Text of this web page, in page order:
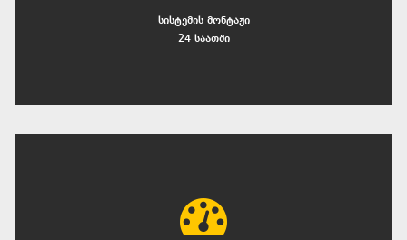
სისტემის მონტაჟი
24 საათში